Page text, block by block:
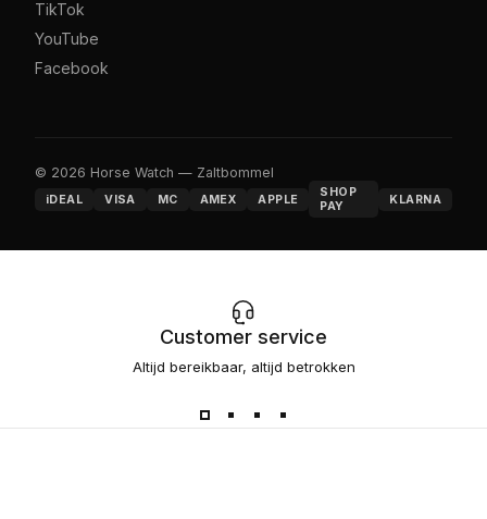
TikTok
YouTube
Facebook
© 2026 Horse Watch — Zaltbommel
iDEAL VISA MC AMEX APPLE
SHOP
PAY
KLARNA
Customer service
Altijd bereikbaar, altijd betrokken